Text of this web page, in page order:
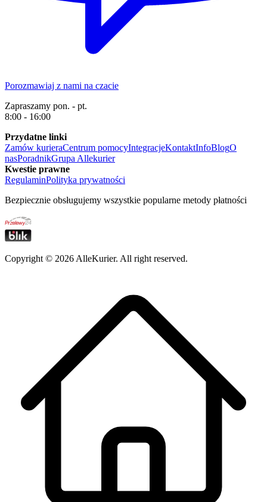
Porozmawiaj z nami na czacie
Zapraszamy pon. - pt.
8:00 - 16:00
Przydatne linki
Zamów kurieraCentrum pomocyIntegracjeKontaktInfoBlogO
nasPoradnikGrupa Allekurier
Kwestie prawne
RegulaminPolityka prywatności
Bezpiecznie obsługujemy wszystkie popularne metody płatności
Copyright © 2026 AlleKurier. All right reserved.